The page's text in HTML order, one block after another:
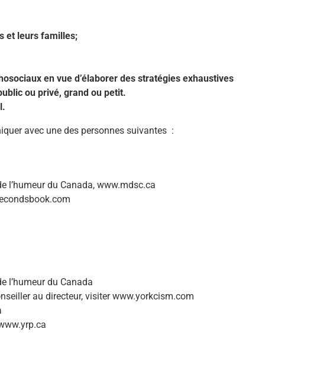
et leurs familles;
en vue d’élaborer des stratégies exhaustives
ou privé, grand ou petit.
avec une des personnes suivantes :
l’humeur du Canada, www.mdsc.ca
l’humeur du Canada
au directeur, visiter www.yorkcism.com